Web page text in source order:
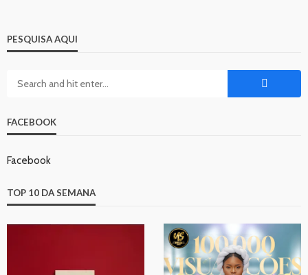
PESQUISA AQUI
FACEBOOK
Facebook
TOP 10 DA SEMANA